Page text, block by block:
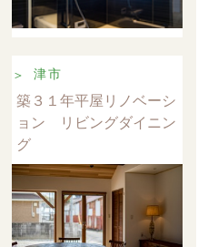
津市
築３１年平屋リノベーシ
ョン リビングダイニン
グ